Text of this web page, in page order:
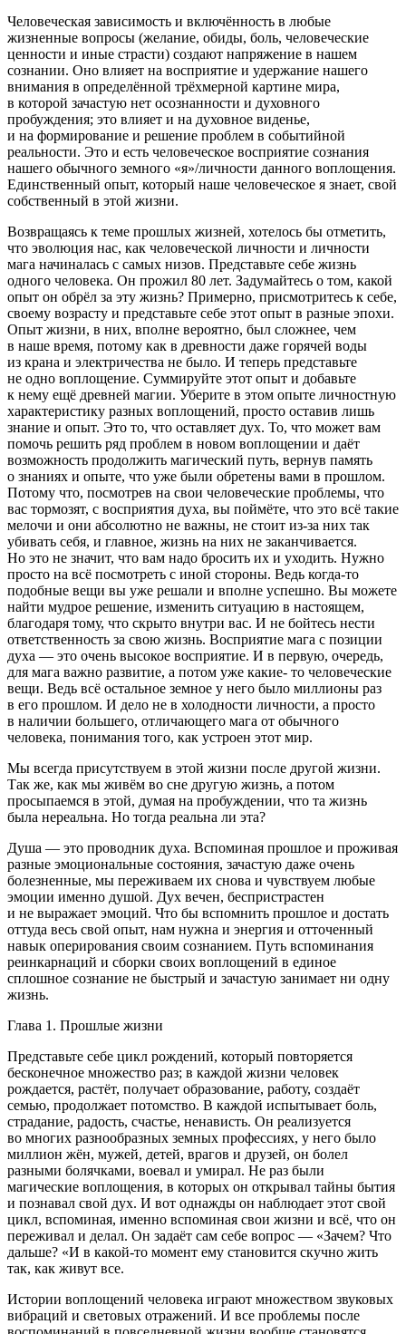
Человеческая зависимость и включённость в любые
жизненные вопросы (желание, обиды, боль, человеческие
ценности и иные страсти) создают напряжение в нашем
сознании. Оно влияет на восприятие и удержание нашего
внимания в определённой трёхмерной картине мира,
в которой зачастую нет осознанности и духовного
пробуждения; это влияет и на духовное виденье,
и на формирование и решение проблем в событийной
реальности. Это и есть человеческое восприятие сознания
нашего обычного земного «я»/личности данного воплощения.
Единственный опыт, который наше человеческое я знает, свой
собственный в этой жизни.
Возвращаясь к теме прошлых жизней, хотелось бы отметить,
что эволюция нас, как человеческой личности и личности
мага начиналась с самых низов. Представьте себе жизнь
одного человека. Он прожил 80 лет. Задумайтесь о том, какой
опыт он обрёл за эту жизнь? Примерно, присмотритесь к себе,
своему возрасту и представьте себе этот опыт в разные эпохи.
Опыт жизни, в них, вполне вероятно, был сложнее, чем
в наше время, потому как в древности даже горячей воды
из крана и электричества не было. И теперь представьте
не одно воплощение. Суммируйте этот опыт и добавьте
к нему ещё древней магии. Уберите в этом опыте личностную
характеристику разных воплощений, просто оставив лишь
знание и опыт. Это то, что оставляет дух. То, что может вам
помочь решить ряд проблем в новом воплощении и даёт
возможность продолжить магический путь, вернув память
о знаниях и опыте, что уже были обретены вами в прошлом.
Потому что, посмотрев на свои человеческие проблемы, что
вас тормозят, с восприятия духа, вы поймёте, что это всё такие
мелочи и они абсолютно не важны, не стоит из-за них так
убивать себя, и главное, жизнь на них не заканчивается.
Но это не значит, что вам надо бросить их и уходить. Нужно
просто на всё посмотреть с иной стороны. Ведь когда-то
подобные вещи вы уже решали и вполне успешно. Вы можете
найти мудрое решение, изменить ситуацию в настоящем,
благодаря тому, что скрыто внутри вас. И не бойтесь нести
ответственность за свою жизнь. Восприятие мага с позиции
духа — это очень высокое восприятие. И в первую, очередь,
для мага важно развитие, а потом уже какие- то человеческие
вещи. Ведь всё остальное земное у него было миллионы раз
в его прошлом. И дело не в холодности личности, а просто
в наличии большего, отличающего мага от обычного
человека, понимания того, как устроен этот мир.
Мы всегда присутствуем в этой жизни после другой жизни.
Так же, как мы живём во сне другую жизнь, а потом
просыпаемся в этой, думая на пробуждении, что та жизнь
была нереальна. Но тогда реальна ли эта?
Душа — это проводник духа. Вспоминая прошлое и проживая
разные эмоциональные состояния, зачастую даже очень
болезненные, мы переживаем их снова и чувствуем любые
эмоции именно душой. Дух вечен, беспристрастен
и не выражает эмоций. Что бы вспомнить прошлое и достать
оттуда весь свой опыт, нам нужна и энергия и отточенный
навык оперирования своим сознанием. Путь вспоминания
реинкарнаций и сборки своих воплощений в единое
сплошное сознание не быстрый и зачастую занимает ни одну
жизнь.
Глава 1. Прошлые жизни
Представьте себе цикл рождений, который повторяется
бесконечное множество раз; в каждой жизни человек
рождается, растёт, получает образование, работу, создаёт
семью, продолжает потомство. В каждой испытывает боль,
страдание, радость, счастье, ненависть. Он реализуется
во многих разнообразных земных профессиях, у него было
миллион жён, мужей, детей, врагов и друзей, он болел
разными болячками, воевал и умирал. Не раз были
магические воплощения, в которых он открывал тайны бытия
и познавал свой дух. И вот однажды он наблюдает этот свой
цикл, вспоминая, именно вспоминая свои жизни и всё, что он
переживал и делал. Он задаёт сам себе вопрос — «Зачем? Что
дальше? «И в какой-то момент ему становится скучно жить
так, как живут все.
Истории воплощений человека играют множеством звуковых
вибраций и световых отражений. И все проблемы после